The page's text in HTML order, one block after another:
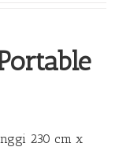
230 cm x